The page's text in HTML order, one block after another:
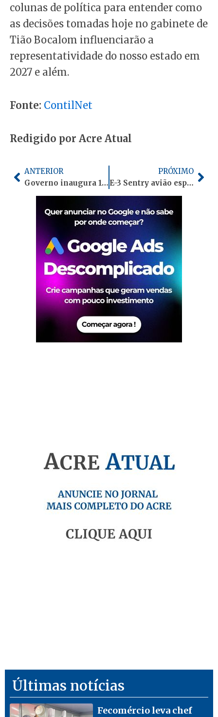
colunas de política para entender como
as decisões tomadas hoje no gabinete de
Tião Bocalom influenciarão a
representatividade do nosso estado em
2027 e além.
Fonte: ContilNet
Redigido por Acre Atual
Anterior
ANTERIOR
Governo inaugura 1ª etapa da maternidade e autoriza nova policlínica no Acre
PRÓXIMO
E-3 Sentry avião espião: conheça a tecnologia da aeronave dos EUA destruída pelo Irã
Últimas notícias
Fecomércio leva chef